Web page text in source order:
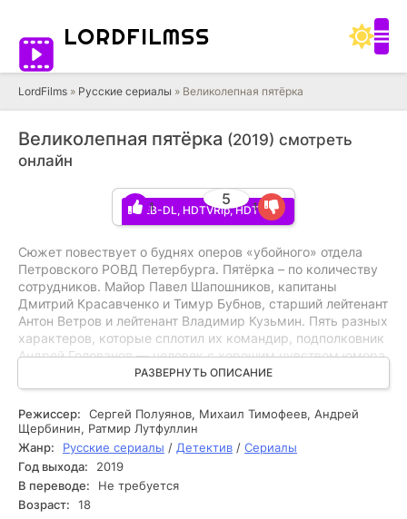
LORDFILMSS
LordFilms » Русские сериалы » Великолепная пятёрка
Великолепная пятёрка (2019) смотреть
онлайн
WEB-DL, HDTVRip, HDTV,
WEBRip, WEB-DLRip, SATRip
5
1 1
Сюжет повествует о буднях оперов «убойного» отдела
Петровского РОВД Петербурга. Пятёрка – по количеству
сотрудников. Майор Павел Шапошников, капитаны
Дмитрий Красавченко и Тимур Бубнов, старший лейтенант
Антон Ветров и лейтенант Владимир Кузьмин. Пять разных
характеров, которые сплотил их командир, подполковник
Андрей Голованов — человек с хорошим чувством юмора
и богатым прошлым. Он еще помнит, когда в Петербурге
были улицы разбитых фонарей. Время изменилось:
милиция стала полицией, город преобразился, но
человеческие страсти по-прежнему кипят вовсю. Месть,
зависть, страх, любострастие, корысть толкают одних на
преступления, а честь, совесть, справедливость и
смелость заставляют других противостоять злу. Герои
«великолепной пятёрки» наказывают зло ежедневно.
Удивительно, но в этой рутине у них остается время на
РАЗВЕРНУТЬ ОПИСАНИЕ
Режиссер:
Сергей Полуянов, Михаил Тимофеев, Андрей
Щербинин, Ратмир Лутфуллин
Жанр:
Русские сериалы / Детектив / Сериалы
Год выхода:
2019
В переводе:
Не требуется
Возраст:
18